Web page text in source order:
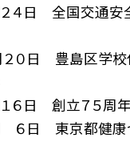
２４日 全国交通
０日 豊島区学
１６日 創立７５周
６日 東京都健康